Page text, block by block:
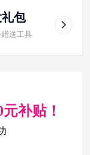
包
送工具
补贴！